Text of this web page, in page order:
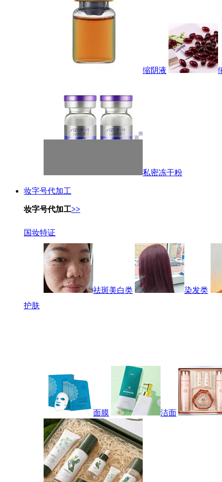
缩阴液
私密冻干粉
妆字号代加工
妆字号代加工>>
国妆特证
祛斑美白类
染发类
护肤
面膜 洁面